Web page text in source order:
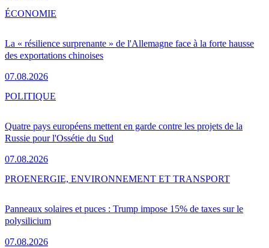
La « résilience surprenante » de l'Allemagne face à la forte hausse
des exportations chinoises
07.08.2026
ÉCONOMIE
Quatre pays européens mettent en garde contre les projets de la
Russie pour l'Ossétie du Sud
07.08.2026
POLITIQUE
Panneaux solaires et puces : Trump impose 15% de taxes sur le
polysilicium
07.08.2026
PROENERGIE, ENVIRONNEMENT ET TRANSPORT